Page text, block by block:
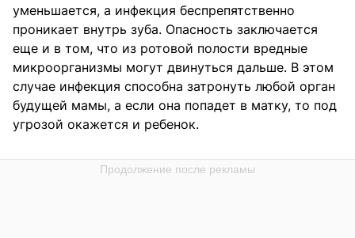
уменьшается, а инфекция беспрепятственно
проникает внутрь зуба. Опасность заключается
еще и в том, что из ротовой полости вредные
микроорганизмы могут двинуться дальше. В этом
случае инфекция способна затронуть любой орган
будущей мамы, а если она попадет в матку, то под
угрозой окажется и ребенок.